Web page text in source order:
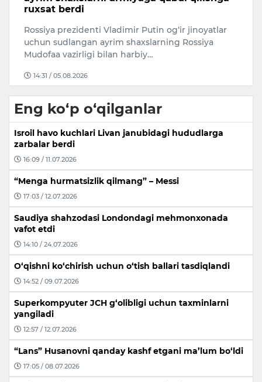
Portugaliyalik futbol yulduzi Krishtianu Ronaldu
bo‘ladigan to‘yiga uzoq yi…
10:09 / 05.08.2026
Eng ko‘p o‘qilganlar
Isroil havo kuchlari Livan janubidagi hududlarga
zarbalar berdi
16:09 / 11.07.2026
“Menga hurmatsizlik qilmang” – Messi
17:03 / 12.07.2026
Saudiya shahzodasi Londondagi mehmonxonada
vafot etdi
14:10 / 24.07.2026
O‘qishni ko‘chirish uchun o‘tish ballari tasdiqlandi
14:52 / 09.07.2026
Superkompyuter JCH g‘olibligi uchun taxminlarni
yangiladi
12:57 / 12.07.2026
“Lans” Husanovni qanday kashf etgani ma’lum bo‘ldi
17:05 / 08.07.2026